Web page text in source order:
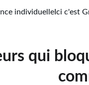
individuelle Ici c'est
qui